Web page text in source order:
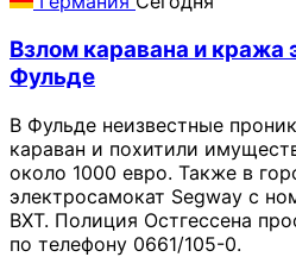
Взлом каравана и кража
Фульде
В Фульде неизвестные
караван и похитили
около 1000 евро. Также в
электросамокат Segway с
BXT. Полиция Остгессена
по телефону 0661/105-0.